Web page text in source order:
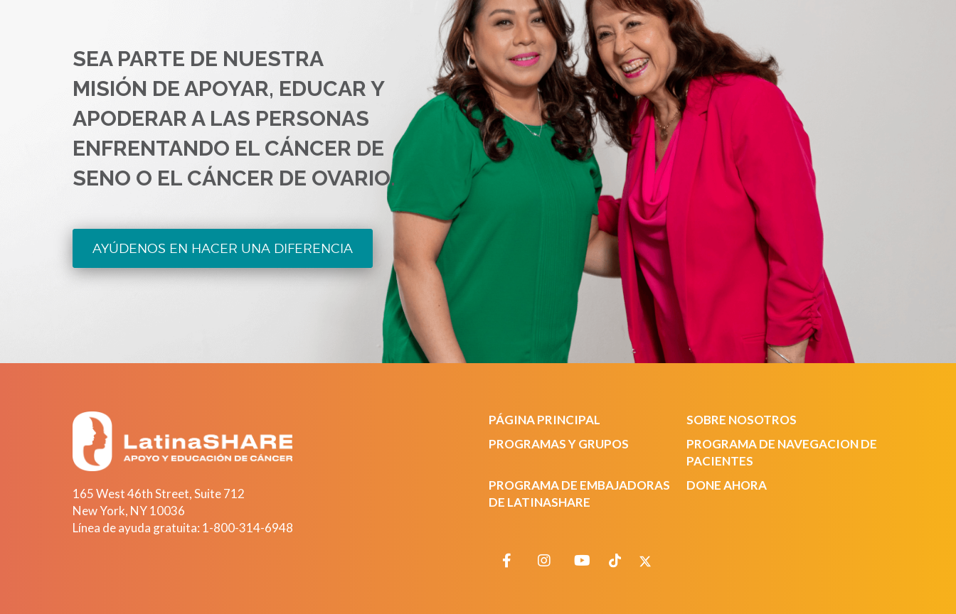
SEA PARTE DE NUESTRA
MISIÓN DE APOYAR, EDUCAR Y
APODERAR A LAS PERSONAS
ENFRENTANDO EL CÁNCER DE
SENO O EL CÁNCER DE OVARIO.
AYÚDENOS EN HACER UNA DIFERENCIA
165 West 46th Street, Suite 712
New York, NY10036
Línea de ayuda gratuita: 1-800-314-6948
PÁGINA PRINCIPAL
SOBRE NOSOTROS
PROGRAMAS Y GRUPOS
PROGRAMA DE NAVEGACION DE
PACIENTES
PROGRAMA DE EMBAJADORAS
DE LATINASHARE
DONE AHORA